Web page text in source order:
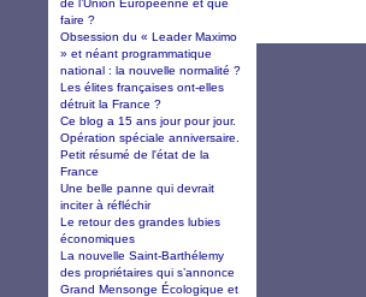
faire ?
Obsession du « Leader Maximo
» et néant programmatique
national : la nouvelle normalité ?
Les élites françaises ont-elles
détruit la France ?
Ce blog a 15 ans jour pour jour.
Opération spéciale anniversaire.
Petit résumé de l'état de la
France
Une belle panne qui devrait
inciter à réfléchir
Le retour des grandes lubies
économiques
La nouvelle Saint-Barthélemy
des propriétaires qui s’annonce
Grand Mensonge Écologique et